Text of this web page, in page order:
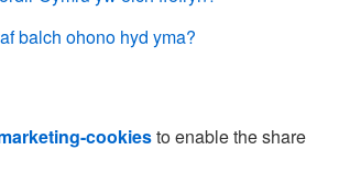
balch ohono hyd yma?
cookiesto enable the share